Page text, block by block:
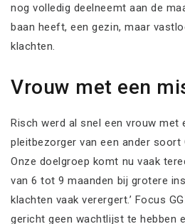
nog volledig deelneemt aan de
baan heeft, een gezin, maar
klachten.
Vrouw met een
Risch werd al snel een vrouw met
pleitbezorger van een ander soort
Onze doelgroep komt nu vaak
van 6 tot 9 maanden bij grotere
klachten vaak verergert.’ Focus
gericht geen wachtlijst te hebben